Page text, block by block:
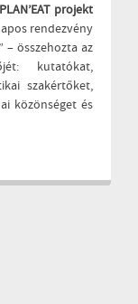
projekt
rendezvény
– összehozta az
kutatókat,
szakértőket,
közönséget és